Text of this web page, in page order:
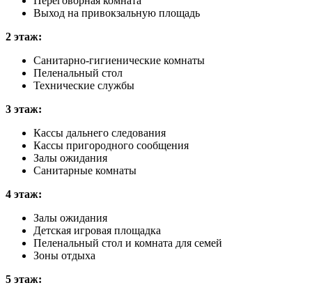
Выход на привокзальную площадь
2 этаж:
Санитарно-гигиенические комнаты
Пеленальный стол
Технические службы
3 этаж:
Кассы дальнего следования
Кассы пригородного сообщения
Залы ожидания
Санитарные комнаты
4 этаж:
Залы ожидания
Детская игровая площадка
Пеленальный стол и комната для семей
Зоны отдыха
5 этаж: